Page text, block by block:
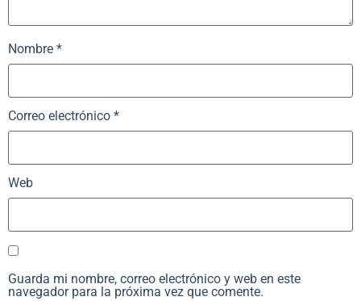
Nombre *
Correo electrónico *
Web
Guarda mi nombre, correo electrónico y web en este
navegador para la próxima vez que comente.